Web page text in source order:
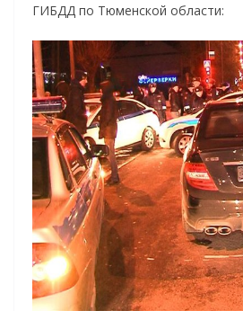
ГИБДД по Тюменской области: